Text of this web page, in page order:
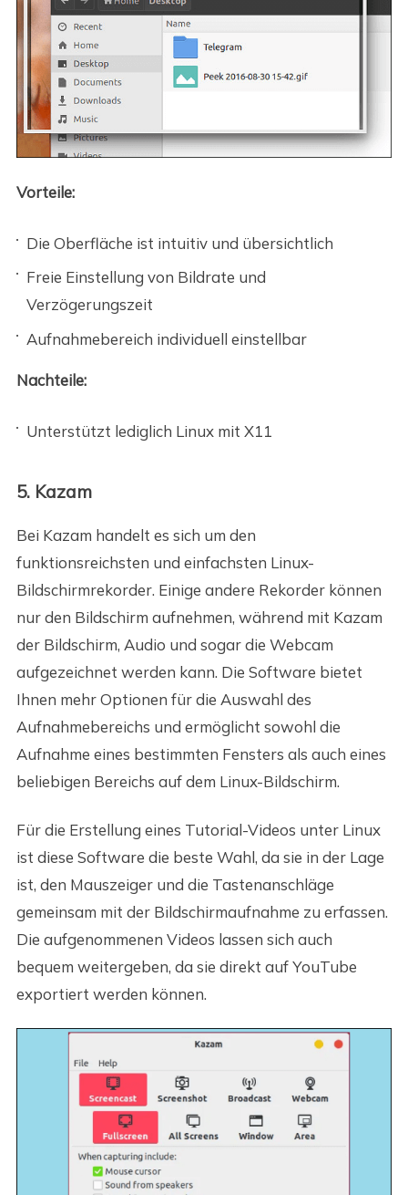
Vorteile:
Die Oberfläche ist intuitiv und übersichtlich
Freie Einstellung von Bildrate und
Verzögerungszeit
Aufnahmebereich individuell einstellbar
Nachteile:
Unterstützt lediglich Linux mit X11
5. Kazam
Bei Kazam handelt es sich um den
funktionsreichsten und einfachsten Linux-
Bildschirmrekorder. Einige andere Rekorder können
nur den Bildschirm aufnehmen, während mit Kazam
der Bildschirm, Audio und sogar die Webcam
aufgezeichnet werden kann. Die Software bietet
Ihnen mehr Optionen für die Auswahl des
Aufnahmebereichs und ermöglicht sowohl die
Aufnahme eines bestimmten Fensters als auch eines
beliebigen Bereichs auf dem Linux-Bildschirm.
Für die Erstellung eines Tutorial-Videos unter Linux
ist diese Software die beste Wahl, da sie in der Lage
ist, den Mauszeiger und die Tastenanschläge
gemeinsam mit der Bildschirmaufnahme zu erfassen.
Die aufgenommenen Videos lassen sich auch
bequem weitergeben, da sie direkt auf YouTube
exportiert werden können.